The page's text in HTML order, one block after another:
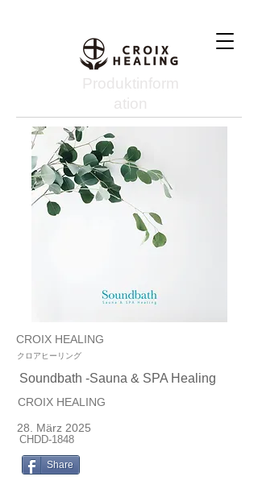
Produktinform
ation
CROIX HEALING
クロアヒーリング
Soundbath -Sauna & SPA Healing
CROIX HEALING
28. März 2025
CHDD-1848
Share